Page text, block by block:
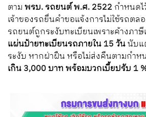
ตามพรบ. รถยนต์ พ.ศ. 2522กำหนดไ
เจ้าของรถยื่นคำขอแจ้งการไม่ใช้รถต
รถยนต์ถูกระงับทะเบียนเพราะค้างภาษี
แผ่นป้ายทะเบียนรถภายใน 15 วันนับแ
ระงับ หากฝ่าฝืน หรือไม่ส่งคืนตามกำห
เกิน 3,000 บาท พร้อมบวกเบี้ยปรับ 1